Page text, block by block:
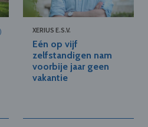
XERIUS E.S.V.
Eén op vijf
zelfstandigen nam
voorbije jaar geen
vakantie